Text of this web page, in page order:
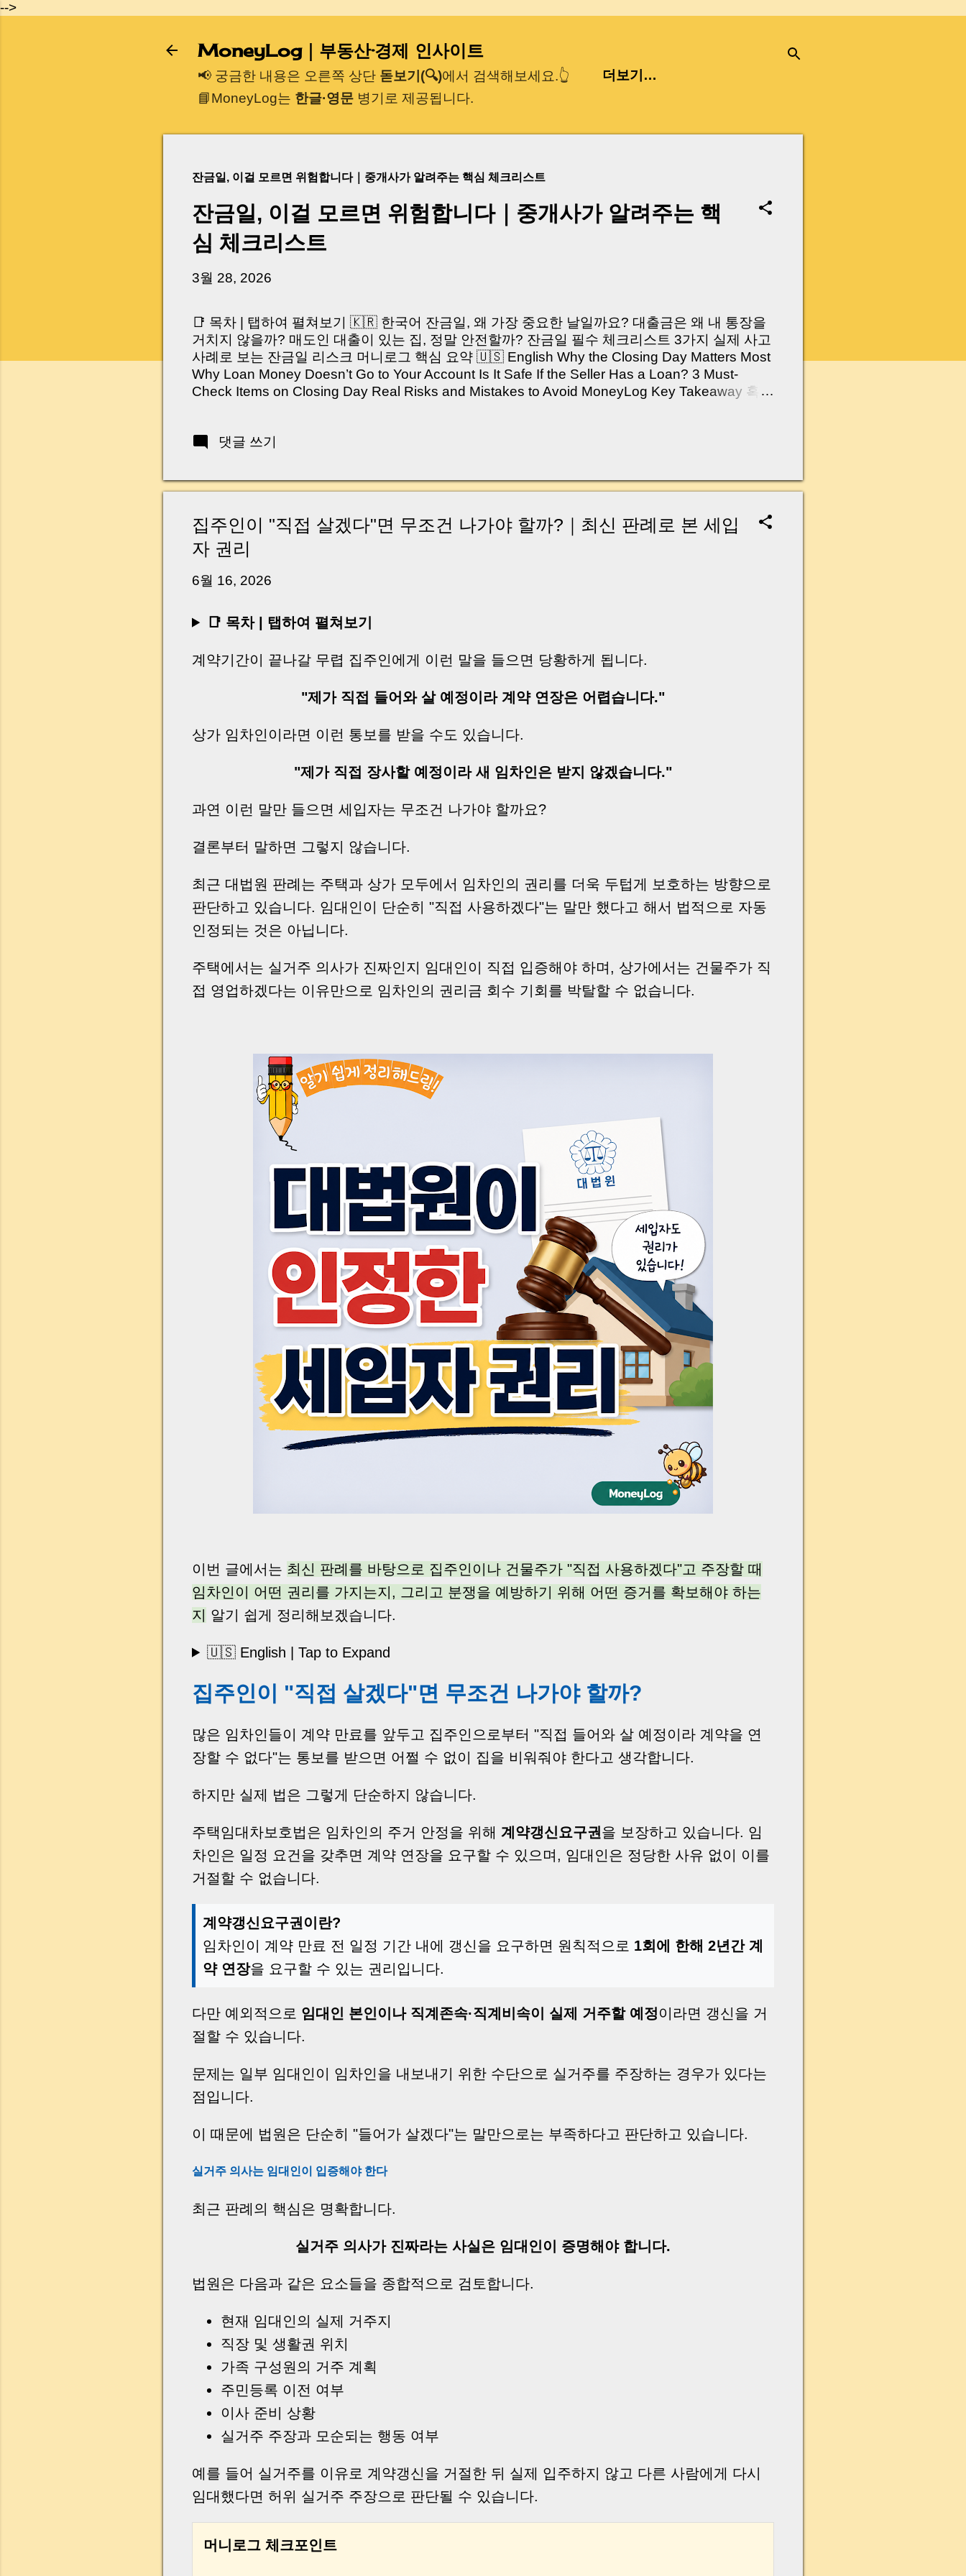
-->
기본 콘텐츠로 건너뛰기
MoneyLog｜부동산·경제 인사이트
📢 궁금한 내용은 오른쪽 상단 돋보기(🔍)에서 검색해보세요.👆
📘MoneyLog는 한글·영문 병기로 제공됩니다.
더보기…
잔금일, 이걸 모르면 위험합니다｜중개사가 알려주는 핵심 체크리스트
잔금일, 이걸 모르면 위험합니다｜중개사가 알려주는 핵
심 체크리스트
3월 28, 2026
📑 목차 | 탭하여 펼쳐보기 🇰🇷 한국어 잔금일, 왜 가장 중요한 날일까요? 대출금은 왜 내 통장을
거치지 않을까? 매도인 대출이 있는 집, 정말 안전할까? 잔금일 필수 체크리스트 3가지 실제 사고
사례로 보는 잔금일 리스크 머니로그 핵심 요약 🇺🇸 English Why the Closing Day Matters Most
Why Loan Money Doesn’t Go to Your Account Is It Safe If the Seller Has a Loan? 3 Must-
Check Items on Closing Day Real Risks and Mistakes to Avoid MoneyLog Key Takeaway 혹시
억 원이 한 번에 움직이는 가장 긴장되는 순간 입니다. 실제로 제가 중개 현장에서 겪었던 일입니
황이 있었습니다. 또 어떤 분은 이렇게 말씀하십니다. “내 대출인데 왜 내 통장으로 안 들어오죠?”
“매도인이 대출 안 갚고 도망가면 어떡하죠?” 이 모든 불안, 사실은 ‘구조’를 몰라서 생기는 걱정입
꼭 준비해야 하는지 중개 실무 기준으로 아주 쉽게 풀어드리겠습니다. 이 글 하나만 제대로 이해
하시면, 잔금일이 더 이상 두려운 날이 아니라 “내 집을 완성하는 마지막 퍼즐” 이 될 수 있습니다. |
댓글 쓰기
집주인이 "직접 살겠다"면 무조건 나가야 할까?｜최신 판례로 본 세입
자 권리
6월 16, 2026
📑 목차 | 탭하여 펼쳐보기
계약기간이 끝나갈 무렵 집주인에게 이런 말을 들으면 당황하게 됩니다.
"제가 직접 들어와 살 예정이라 계약 연장은 어렵습니다."
상가 임차인이라면 이런 통보를 받을 수도 있습니다.
"제가 직접 장사할 예정이라 새 임차인은 받지 않겠습니다."
과연 이런 말만 들으면 세입자는 무조건 나가야 할까요?
결론부터 말하면 그렇지 않습니다.
최근 대법원 판례는 주택과 상가 모두에서 임차인의 권리를 더욱 두텁게 보호하는 방향으로
판단하고 있습니다. 임대인이 단순히 "직접 사용하겠다"는 말만 했다고 해서 법적으로 자동
인정되는 것은 아닙니다.
주택에서는 실거주 의사가 진짜인지 임대인이 직접 입증해야 하며, 상가에서는 건물주가 직
접 영업하겠다는 이유만으로 임차인의 권리금 회수 기회를 박탈할 수 없습니다.
이번 글에서는 최신 판례를 바탕으로 집주인이나 건물주가 "직접 사용하겠다"고 주장할 때
임차인이 어떤 권리를 가지는지, 그리고 분쟁을 예방하기 위해 어떤 증거를 확보해야 하는
지
알기 쉽게 정리해보겠습니다.
🇺🇸 English | Tap to Expand
집주인이 "직접 살겠다"면 무조건 나가야 할까?
많은 임차인들이 계약 만료를 앞두고 집주인으로부터 "직접 들어와 살 예정이라 계약을 연
장할 수 없다"는 통보를 받으면 어쩔 수 없이 집을 비워줘야 한다고 생각합니다.
하지만 실제 법은 그렇게 단순하지 않습니다.
주택임대차보호법은 임차인의 주거 안정을 위해 계약갱신요구권을 보장하고 있습니다. 임
차인은 일정 요건을 갖추면 계약 연장을 요구할 수 있으며, 임대인은 정당한 사유 없이 이를
거절할 수 없습니다.
계약갱신요구권이란?
임차인이 계약 만료 전 일정 기간 내에 갱신을 요구하면 원칙적으로 1회에 한해 2년간 계
약 연장을 요구할 수 있는 권리입니다.
다만 예외적으로 임대인 본인이나 직계존속·직계비속이 실제 거주할 예정이라면 갱신을 거
절할 수 있습니다.
문제는 일부 임대인이 임차인을 내보내기 위한 수단으로 실거주를 주장하는 경우가 있다는
점입니다.
이 때문에 법원은 단순히 "들어가 살겠다"는 말만으로는 부족하다고 판단하고 있습니다.
실거주 의사는 임대인이 입증해야 한다
최근 판례의 핵심은 명확합니다.
실거주 의사가 진짜라는 사실은 임대인이 증명해야 합니다.
법원은 다음과 같은 요소들을 종합적으로 검토합니다.
현재 임대인의 실제 거주지
직장 및 생활권 위치
가족 구성원의 거주 계획
주민등록 이전 여부
이사 준비 상황
실거주 주장과 모순되는 행동 여부
예를 들어 실거주를 이유로 계약갱신을 거절한 뒤 실제 입주하지 않고 다른 사람에게 다시
임대했다면 허위 실거주 주장으로 판단될 수 있습니다.
머니로그 체크포인트